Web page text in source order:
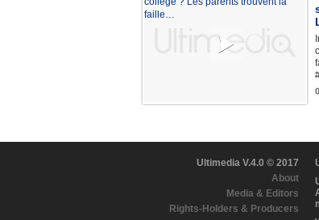
Ultimedia V.4.0 © 2017
About
Media & Editors
Rights-Holders & Producers